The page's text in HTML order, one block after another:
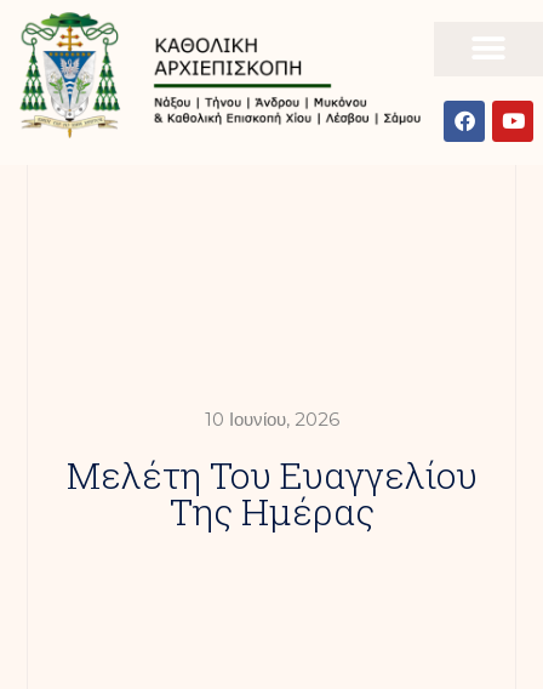
10 Ιουνίου, 2026
Mελέτη Του Ευαγγελίου
Της Ημέρας